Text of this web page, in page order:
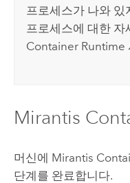
프로세스가 나와 있
프로세스에 대한 자
Container Runtime
Mirantis
머신에 Mirantis
단계를 완료합니다.